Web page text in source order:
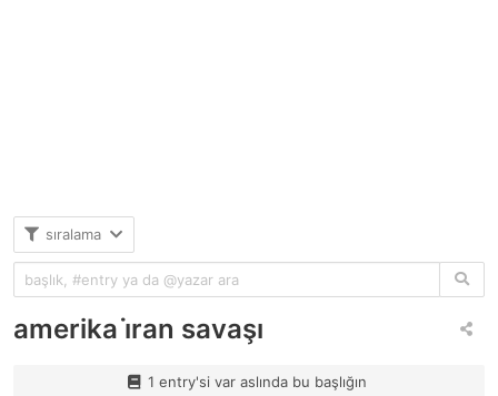
sıralama
amerika i̇ran savaşı
1 entry'si var aslında bu başlığın